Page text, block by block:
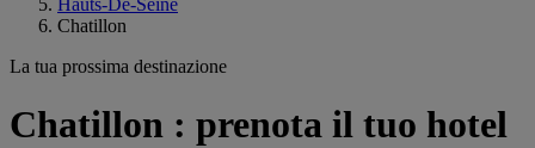
Hauts-De-Seine
Chatillon
La tua prossima destinazione
Chatillon : prenota il tuo hotel